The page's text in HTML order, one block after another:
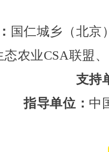
国仁城乡（北京
农业CSA联盟、
支持
指导单位： 中